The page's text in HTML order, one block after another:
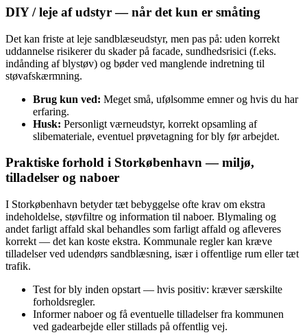
DIY / leje af udstyr — når det kun er småting
Det kan friste at leje sandblæseudstyr, men pas på: uden korrekt
uddannelse risikerer du skader på facade, sundhedsrisici (f.eks.
indånding af blystøv) og bøder ved manglende indretning til
støvafskærmning.
Brug kun ved: Meget små, ufølsomme emner og hvis du har
erfaring.
Husk: Personligt værneudstyr, korrekt opsamling af
slibemateriale, eventuel prøvetagning for bly før arbejdet.
Praktiske forhold i Storkøbenhavn — miljø,
tilladelser og naboer
I Storkøbenhavn betyder tæt bebyggelse ofte krav om ekstra
indeholdelse, støvfiltre og information til naboer. Blymaling og
andet farligt affald skal behandles som farligt affald og afleveres
korrekt — det kan koste ekstra. Kommunale regler kan kræve
tilladelser ved udendørs sandblæsning, især i offentlige rum eller tæt
trafik.
Test for bly inden opstart — hvis positiv: kræver særskilte
forholdsregler.
Informer naboer og få eventuelle tilladelser fra kommunen
ved gadearbejde eller stillads på offentlig vej.